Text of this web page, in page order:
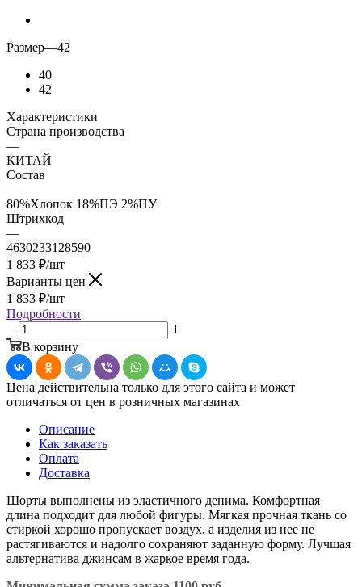
Размер—42
40
42
Характеристики
Страна производства
—
КИТАЙ
Состав
—
80%Хлопок 18%ПЭ 2%ПУ
Штрихкод
—
4630233128590
1 833 ₽/шт
Варианты цен
1 833 ₽/шт
Подробности
В корзину
Цена действительна только для этого сайта и может
отличаться от цен в розничных магазинах
Описание
Как заказать
Оплата
Доставка
Шорты выполнены из эластичного денима. Комфортная
длина подходит для любой фигуры. Мягкая прочная ткань со
стиркой хорошо пропускает воздух, а изделия из нее не
растягиваются и надолго сохраняют заданную форму. Лучшая
альтернатива джинсам в жаркое время года.